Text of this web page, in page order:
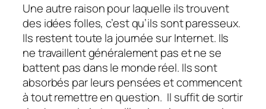
Une autre raison pour laquelle ils trouvent
des idées folles, c’est qu’ils sont paresseux.
Ils restent toute la journée sur Internet. Ils
ne travaillent généralement pas et ne se
battent pas dans le monde réel. Ils sont
absorbés par leurs pensées et commencent
à tout remettre en question. Il suffit de sortir